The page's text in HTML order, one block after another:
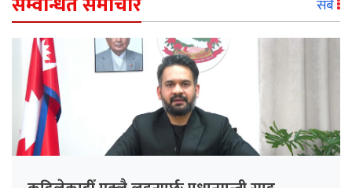
सबै